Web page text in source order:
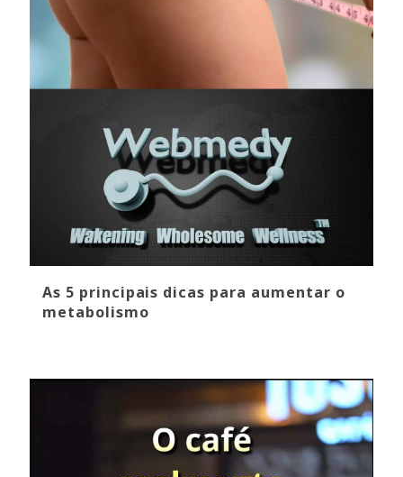
As 5 principais dicas para aumentar o
metabolismo